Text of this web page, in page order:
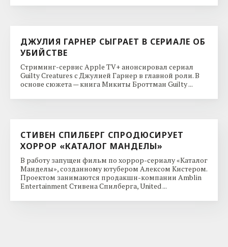
ДЖУЛИЯ ГАРНЕР СЫГРАЕТ В СЕРИАЛЕ ОБ
УБИЙСТВЕ
Стриминг-сервис Apple TV+ анонсировал сериал
Guilty Creatures с Джулией Гарнер в главной роли. В
основе сюжета — книга Микиты Броттман Guilty ...
СТИВЕН СПИЛБЕРГ СПРОДЮСИРУЕТ
ХОРРОР «КАТАЛОГ МАНДЕЛЫ»
В работу запущен фильм по хоррор-сериалу «Каталог
Манделы», созданному ютубером Алексом Кистером.
Проектом занимаются продакшн-компании Amblin
Entertainment Стивена Спилберга, United ...